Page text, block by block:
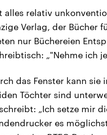
alles relativ
Verlag, der Bücher
nur Büchereien
„"Nehme ich
das Fenster kann
Töchter sind
„Ich setze mir
es